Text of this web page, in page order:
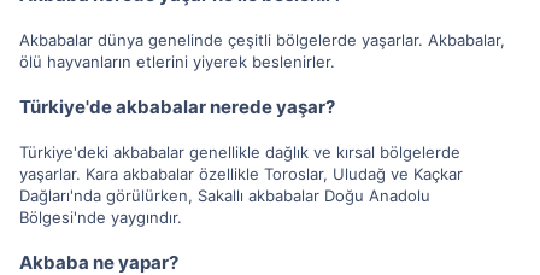
Akbabalar dünya genelinde çeşitli bölgelerde yaşarlar. Akbabalar,
ölü hayvanların etlerini yiyerek beslenirler.
Türkiye'de akbabalar nerede yaşar?
Türkiye'deki akbabalar genellikle dağlık ve kırsal bölgelerde
yaşarlar. Kara akbabalar özellikle Toroslar, Uludağ ve Kaçkar
Dağları'nda görülürken, Sakallı akbabalar Doğu Anadolu
Bölgesi'nde yaygındır.
Akbaba ne yapar?